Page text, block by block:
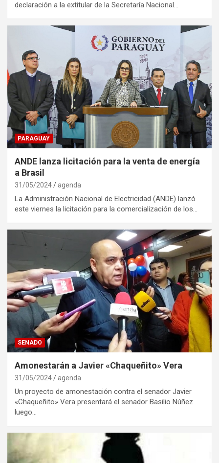
declaración a la extitular de la Secretaría Nacional…
PARAGUAY
ANDE lanza licitación para la venta de energía
a Brasil
31/05/2024 agenda
La Administración Nacional de Electricidad (ANDE) lanzó
este viernes la licitación para la comercialización de los…
SENADO
Amonestarán a Javier «Chaqueñito» Vera
31/05/2024 agenda
Un proyecto de amonestación contra el senador Javier
«Chaqueñito» Vera presentará el senador Basilio Núñez
luego…